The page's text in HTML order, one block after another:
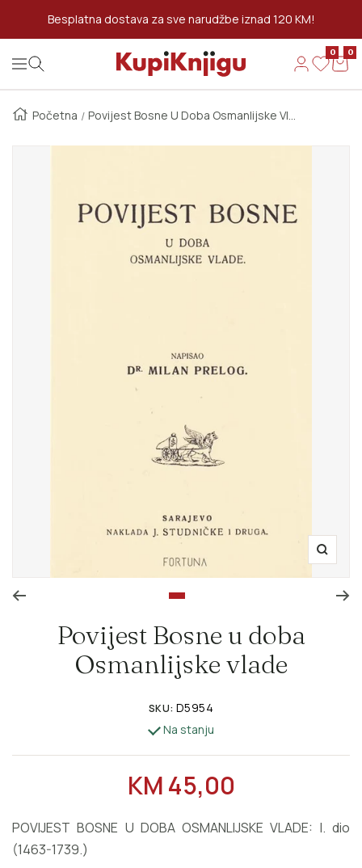
Preskoči Na Sadržaj
Besplatna dostava za sve narudžbe iznad 120 KM!
Navigation Kupi Knjigu 0 0
Početna Povijest Bosne U Doba Osmanlijske Vlade
Zoom
Povijest Bosne u doba
Osmanlijske vlade
SKU: D5954
Na stanju
REDOVNA CIJENA
KM 45,00
POVIJEST BOSNE U DOBA OSMANLIJSKE VLADE: I. dio
(1463-1739.)